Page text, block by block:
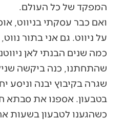
המפקד של כל העולם.
ואם כבר עסקתי בניווט,
על ניווט. גם אני בתור
כמה שנים הבנתי לאן
שהתחתנו, כנה ביקשה
שגרה בקיבוץ יבנה וניסע
בטבעון. אספנו את סבתא
כשהגענו לטבעון בשעות